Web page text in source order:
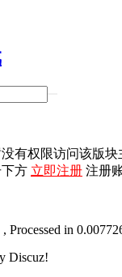
有权限访问该版块
方 立即注册 注册
, Processed in
Discuz!